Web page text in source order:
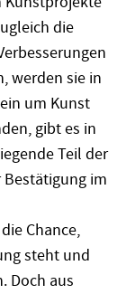
die
werden sie in
um Kunst
gibt es in
Teil der
im
Chance,
steht und
Doch aus